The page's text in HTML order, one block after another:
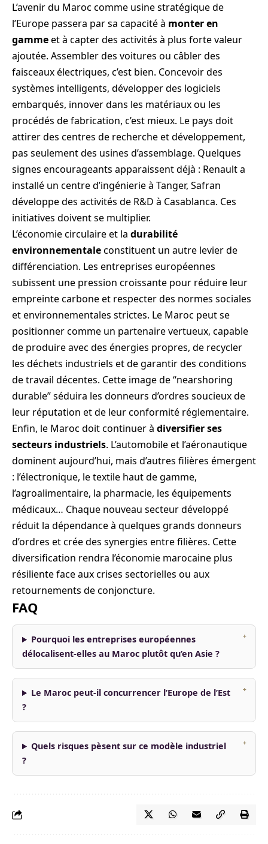
L’avenir du Maroc comme usine stratégique de
l’Europe passera par sa capacité à monter en
gammeet à capter des activités à plus forte valeur
ajoutée. Assembler des voitures ou câbler des
faisceaux électriques, c’est bien. Concevoir des
systèmes intelligents, développer des logiciels
embarqués, innover dans les matériaux ou les
procédés de fabrication, c’est mieux. Le pays doit
attirer des centres de recherche et développement,
pas seulement des usines d’assemblage. Quelques
signes encourageants apparaissent déjà : Renault a
installé un centre d’ingénierie à Tanger, Safran
développe des activités de R&D à Casablanca. Ces
initiatives doivent se multiplier.
L’économie circulaire et la durabilité
environnementaleconstituent un autre levier de
différenciation. Les entreprises européennes
subissent une pression croissante pour réduire leur
empreinte carbone et respecter des normes sociales
et environnementales strictes. Le Maroc peut se
positionner comme un partenaire vertueux, capable
de produire avec des énergies propres, de recycler
les déchets industriels et de garantir des conditions
de travail décentes. Cette image de “nearshoring
durable” séduira les donneurs d’ordres soucieux de
leur réputation et de leur conformité réglementaire.
Enfin, le Maroc doit continuer à diversifier ses
secteurs industriels. L’automobile et l’aéronautique
dominent aujourd’hui, mais d’autres filières émergent
: l’électronique, le textile haut de gamme,
l’agroalimentaire, la pharmacie, les équipements
médicaux… Chaque nouveau secteur développé
réduit la dépendance à quelques grands donneurs
d’ordres et crée des synergies entre filières. Cette
diversification rendra l’économie marocaine plus
résiliente face aux crises sectorielles ou aux
retournements de conjoncture.
FAQ
Pourquoi les entreprises européennes
délocalisent-elles au Maroc plutôt qu’en Asie ?
Le Maroc peut-il concurrencer l’Europe de l’Est
?
Quels risques pèsent sur ce modèle industriel
?